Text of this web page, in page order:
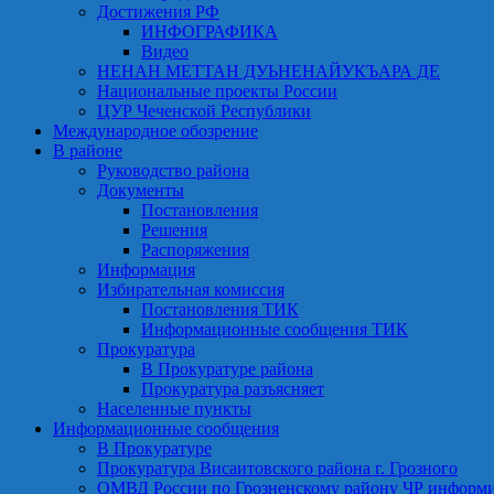
Достижения РФ
ИНФОГРАФИКА
Видео
НЕНАН МЕТТАН ДУЬНЕНАЙУКЪАРА ДЕ
Национальные проекты России
ЦУР Чеченской Республики
Международное обозрение
В районе
Руководство района
Документы
Постановления
Решения
Распоряжения
Информация
Избирательная комиссия
Постановления ТИК
Информационные сообщения ТИК
Прокуратура
В Прокуратуре района
Прокуратура разъясняет
Населенные пункты
Информационные сообщения
В Прокуратуре
Прокуратура Висаитовского района г. Грозного
ОМВД России по Грозненскому району ЧР